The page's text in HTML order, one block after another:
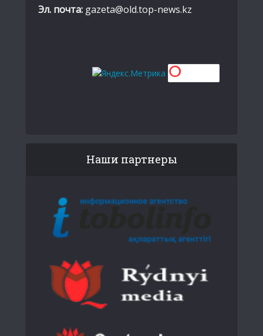
Эл. почта: gazeta@old.top-news.kz
Наши партнеры